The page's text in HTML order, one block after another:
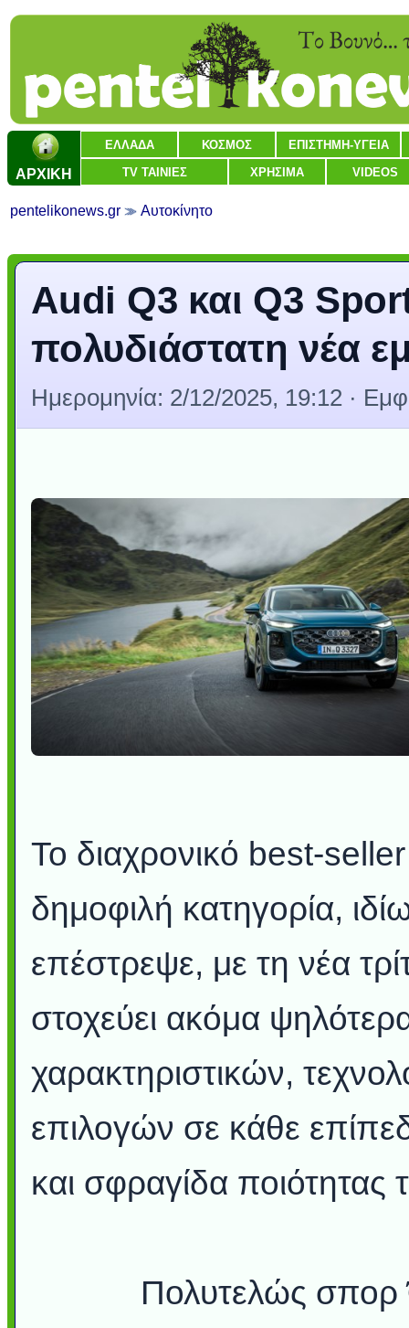
ΑΡΧΙΚΗ
ΕΛΛΑΔΑ ΚΟΣΜΟΣ ΕΠΙΣΤΗΜΗ-ΥΓΕΙΑ
TV ΤΑΙΝΙΕΣ ΧΡΗΣΙΜΑ VIDEOS
pentelikonews.gr Αυτοκίνητο
Audi Q3 και Q3
πολυδιάστατη νέα
Ημερομηνία: 2/12/2025, 19:12 ·
To διαχρονικό best-seller
δημοφιλή κατηγορία,
επέστρεψε, με τη νέα
στοχεύει ακόμα
χαρακτηριστικών,
επιλογών σε κάθε
και σφραγίδα ποιότητας
Πολυτελώς σπορ